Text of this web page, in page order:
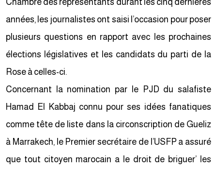
Chambre des représentants durant les cinq dernières
années, les journalistes ont saisi l’occasion pour poser
plusieurs questions en rapport avec les prochaines
élections législatives et les candidats du parti de la
Rose à celles-ci.
Concernant la nomination par le PJD du salafiste
Hamad El Kabbaj connu pour ses idées fanatiques
comme tête de liste dans la circonscription de Gueliz
à Marrakech, le Premier secrétaire de l’USFP a assuré
que tout citoyen marocain a le droit de briguer’ les